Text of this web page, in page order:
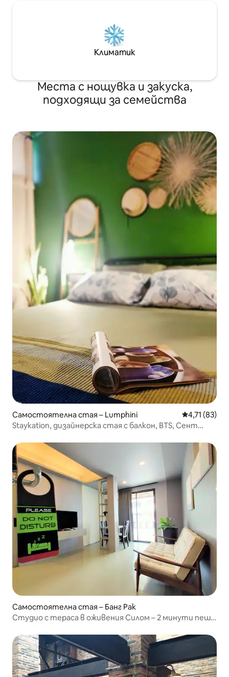
Климатик
Места с нощувка и закуска,
подходящи за семейства
Самостоятелна стая – Lumphini Средна
4,71 (83)
Staykation, дизайнерска стая с балкон, BTS, Сент
Самостоятелна стая – Банг Рак
Студио с тераса в оживения Силом – 2 минути пеша